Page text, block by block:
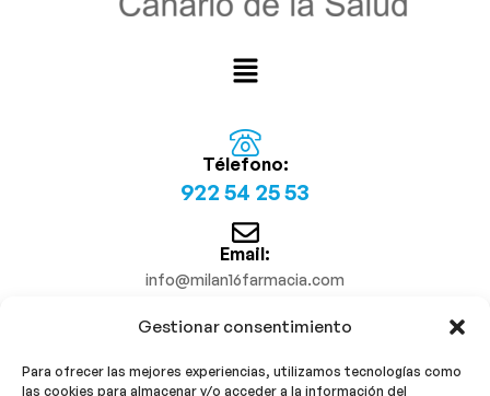
Gestionar consentimiento
Para ofrecer las mejores experiencias, utilizamos tecnologías como
las cookies para almacenar y/o acceder a la información del
Télefono:
922 54 25 53
Email:
info@milan16farmacia.com
¡Síguenos!